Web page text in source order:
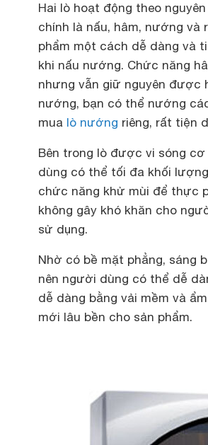
Hai lò hoạt động theo
chính là nấu, hâm, nướng
phẩm một cách dễ dàng và
khi nấu nướng. Chức năng
nhưng vẫn giữ nguyên được
nướng, bạn có thể nướng
mua lò nướng riêng, rất tiện
Bên trong lò được vi sóng
dùng có thể tối đa khối
chức năng khử mùi để thực
không gây khó khăn cho
sử dụng.
Nhờ có bề mặt phẳng, sáng
nên người dùng có thể dễ
dễ dàng bằng vải mềm và
mới lâu bền cho sản phẩm.